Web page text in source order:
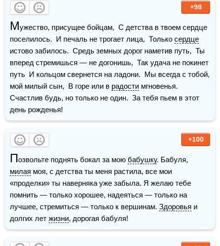
+98
Мужество, присущее бойцам,  С детства в твоем сердце
поселилось.  И печаль не трогает лица,  Только сердце
истово забилось.  Средь земных дорог наметив путь,  Ты
вперед стремишься — не догонишь,  Так удача не покинет
путь  И кольцом свернется на ладони.  Мы всегда с тобой,
мой милый сын,  В горе или в радости мгновенья.
Счастлив будь, но только не один.  За тебя пьем в этот
день рожденья!
+100
Позвольте поднять бокал за мою бабушку
милая моя, с детства ты меня растила, все мои
«проделки» ты наверняка уже забыла. Я желаю тебе
помнить — только хорошее, надеяться — только на
лучшее, стремиться — только к вершинам. Здоровья и
долгих лет жизни, дорогая бабуля!